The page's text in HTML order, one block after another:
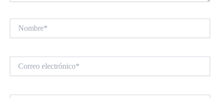
electrónico*